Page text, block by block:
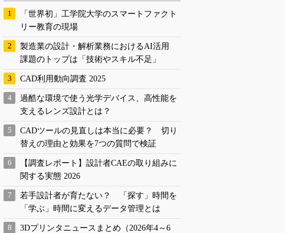
「世界初」工学院大学のスマートファクト
リー教育の現場
製造業の設計・解析業務におけるAI活用
課題のトップは「技術やスキル不足」
CAD利用動向調査 2025
過酷な環境で使う光学デバイス、高性能を
支えるレンズ設計とは？
CADツールの見直しは本当に必要？ 切り
替えの理由と効果を7つの質問で検証
【調査レポート】設計者CAEの取り組みに
関する実態 2026
若手設計者が育たない？ 「探す」時間を
「学ぶ」時間に変えるデータ管理とは
3Dプリンタニュースまとめ（2026年4～6